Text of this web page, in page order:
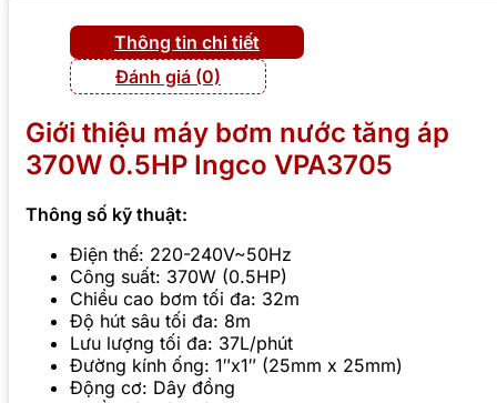
Thông tin chi tiết
Đánh giá (0)
Giới thiệu máy bơm nước tăng áp
370W 0.5HP Ingco VPA3705
Thông số kỹ thuật:
Điện thế: 220-240V~50Hz
Công suất: 370W (0.5HP)
Chiều cao bơm tối đa: 32m
Độ hút sâu tối đa: 8m
Lưu lượng tối đa: 37L/phút
Đường kính ống: 1″x1″ (25mm x 25mm)
Động cơ: Dây đồng